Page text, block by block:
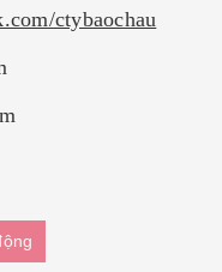
ctybaochau